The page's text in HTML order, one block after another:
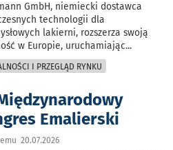
GmbH, niemiecki dostawca
technologii dla
lakierni, rozszerza swoją
w Europie, uruchamiając...
I PRZEGLĄD RYNKU
Emalierski
20.07.2026